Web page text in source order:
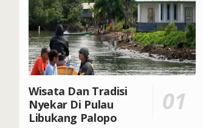
Wisata Dan Tradisi
Nyekar Di Pulau
Libukang Palopo